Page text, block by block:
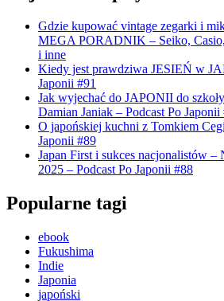
Gdzie kupować vintage zegarki i
MEGA PORADNIK – Seiko,
i inne
Kiedy jest prawdziwa JESIEŃ w
Japonii #91
Jak wyjechać do JAPONII do
Damian Janiak – Podcast Po Japonii
O japońskiej kuchni z Tomkiem
Japonii #89
Japan First i sukces nacjonalistów –
2025 – Podcast Po Japonii #88
Popularne tagi
ebook
Fukushima
Indie
Japonia
japoński